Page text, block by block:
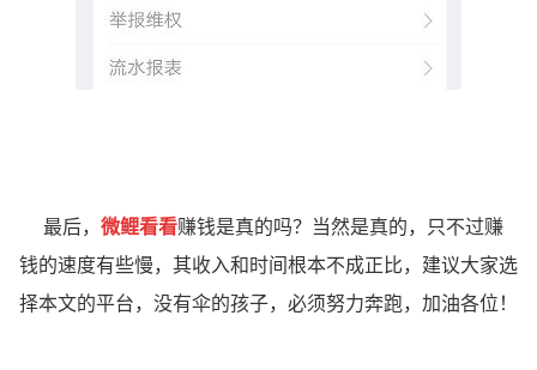
最后， 微鲤看看赚钱是真的吗？当然是真的，只不过赚
钱的速度有些慢，其收入和时间根本不成正比，建议大家选
择本文的平台，没有伞的孩子，必须努力奔跑，加油各位！